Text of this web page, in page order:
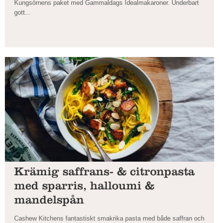
Kungsörnens paket med Gammaldags Idealmakaroner. Underbart
gott...
Krämig saffrans- & citronpasta
med sparris, halloumi &
mandelspån
Cashew Kitchens fantastiskt smakrika pasta med både saffran och